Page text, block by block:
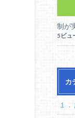
制が
5ビュ
カ
１